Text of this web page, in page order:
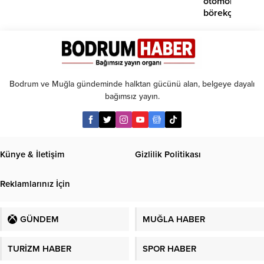
börekçiye
Bodrum ve Muğla gündeminde halktan gücünü alan, belgeye dayalı
bağımsız yayın.
Künye & İletişim Gizlilik Politikası
Reklamlarınız İçin
GÜNDEM MUĞLA HABER
TURİZM HABER SPOR HABER